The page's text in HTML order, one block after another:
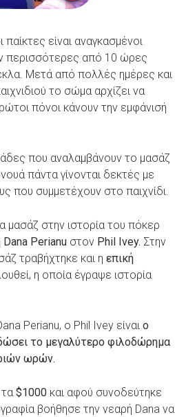
είναι αναγκασμένοι
περισσότερες από 10 ώρες
Μετά από πολλές ημέρες και
το σώμα αρχίζει να
πόνοι κάνουν την εμφάνισή
που αναλαμβάνουν το μασάζ
πάντα γίνονται δεκτές με
που συμμετέχουν στο παιχνίδι.
μασάζ στην ιστορία του πόκερ
Dana Perianu στον Phil Ivey. Στην
τραβήχτηκε και η επική
η οποία έγραψε ιστορία
Perianu, ο Phil Ivey είναι ο
το μεγαλύτερο φιλοδώρημα
ωρών.
$1000 και αφού συνοδεύτηκε
βοήθησε την νεαρή Dana να